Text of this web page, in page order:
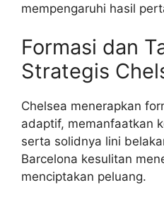
mempengaruhi hasil
Formasi dan
Strategis
Chelsea menerapkan
adaptif, memanfaatkan
serta solidnya lini
Barcelona kesulitan
menciptakan peluang.